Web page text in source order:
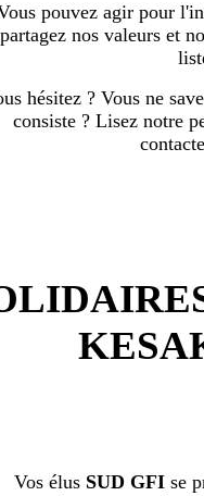
pouvez agir pour
partagez nos valeurs et
hésitez ? Vous ne
consiste ? Lisez notre
Vos élus SUD GFI se